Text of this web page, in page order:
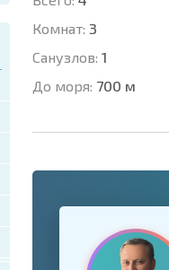
Комнат: 3
Санузлов: 1
До моря: 700 м
United
+1